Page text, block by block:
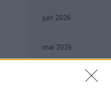
juin 2026
mai 2026